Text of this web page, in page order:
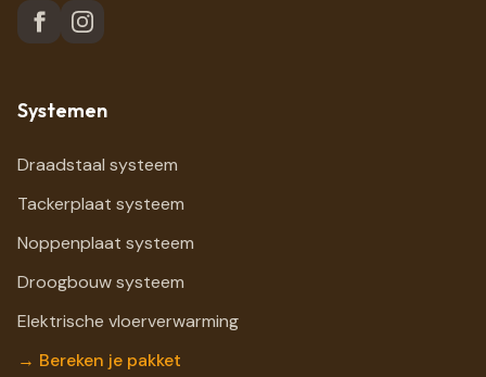
Systemen
Draadstaal systeem
Tackerplaat systeem
Noppenplaat systeem
Droogbouw systeem
Elektrische vloerverwarming
→ Bereken je pakket